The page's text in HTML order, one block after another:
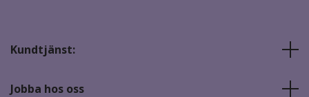
Kundtjänst:
Jobba hos oss